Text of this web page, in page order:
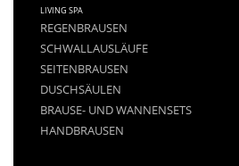
LIVING SPA
REGENBRAUSEN
SCHWALLAUSLÄUFE
SEITENBRAUSEN
DUSCHSÄULEN
BRAUSE- UND WANNENSETS
HANDBRAUSEN